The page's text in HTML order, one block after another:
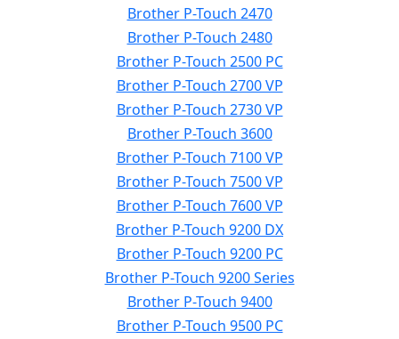
Brother P-Touch 2470
Brother P-Touch 2480
Brother P-Touch 2500 PC
Brother P-Touch 2700 VP
Brother P-Touch 2730 VP
Brother P-Touch 3600
Brother P-Touch 7100 VP
Brother P-Touch 7500 VP
Brother P-Touch 7600 VP
Brother P-Touch 9200 DX
Brother P-Touch 9200 PC
Brother P-Touch 9200 Series
Brother P-Touch 9400
Brother P-Touch 9500 PC